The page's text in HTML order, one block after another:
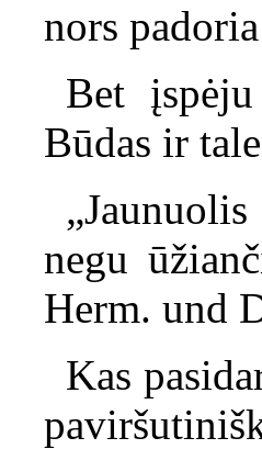
nors
Bet
Būdas ir
negu
Herm. und
Kas